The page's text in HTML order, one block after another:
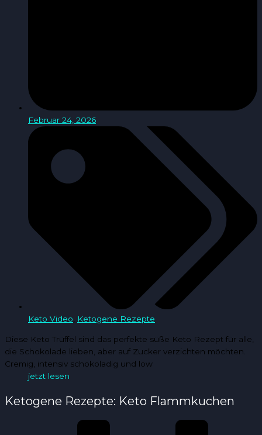
Februar 24, 2026
Keto Video, Ketogene Rezepte
Diese Keto Trüffel sind das perfekte süße Keto Rezept für alle,
die Schokolade lieben, aber auf Zucker verzichten möchten.
Cremig, intensiv schokoladig und low
jetzt lesen
Ketogene Rezepte: Keto Flammkuchen